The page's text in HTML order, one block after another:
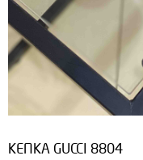
КЕПКА GUCCI 8804